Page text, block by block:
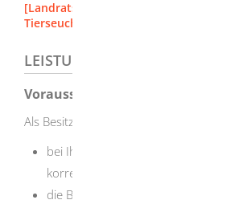
[Landratsamt Heidenheim]
Tierseuchenkasse Baden-Württemberg
LEISTUNGSDETAILS
Voraussetzungen
Als Besitzer oder Besitzerin der Tiere
bei Ihrer Meldung an die
korrekte Anzahl der Tiere angegeben
die Beiträge zur Tierseuchenkasse